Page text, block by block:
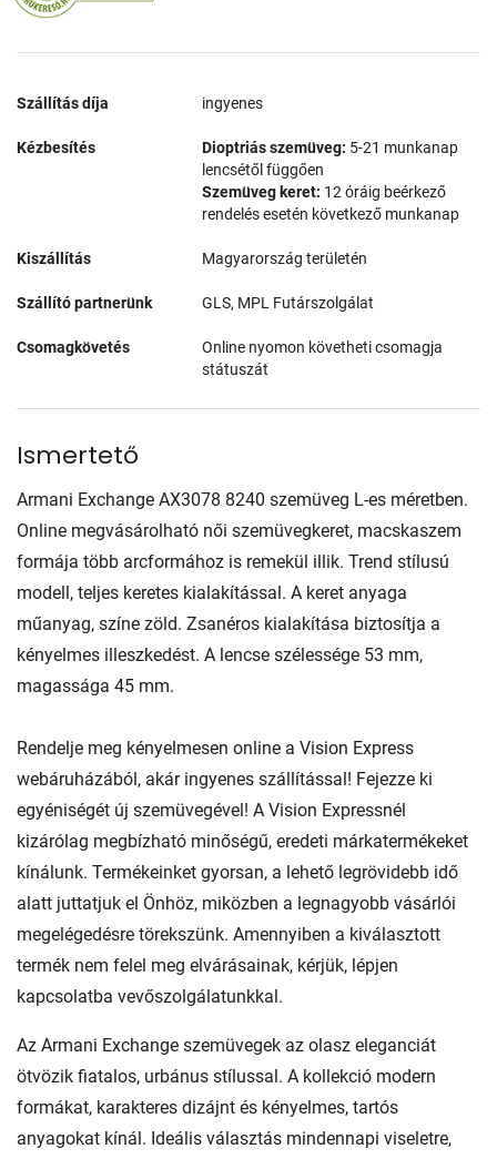
Szállítás díja ingyenes
Kézbesítés Dioptriás szemüveg: 5-21 munkanap
lencsétől függően
Szemüveg keret: 12 óráig beérkező
rendelés esetén következő munkanap
Kiszállítás Magyarország területén
Szállító partnerünk GLS, MPL Futárszolgálat
Csomagkövetés
Online nyomon követheti csomagja
státuszát
Ismertető
Armani Exchange AX3078 8240 szemüveg L-es méretben.
Online megvásárolható női szemüvegkeret, macskaszem
formája több arcformához is remekül illik. Trend stílusú
modell, teljes keretes kialakítással. A keret anyaga
műanyag, színe zöld. Zsanéros kialakítása biztosítja a
kényelmes illeszkedést. A lencse szélessége 53 mm,
magassága 45 mm.
Rendelje meg kényelmesen online a Vision Express
webáruházából, akár ingyenes szállítással! Fejezze ki
egyéniségét új szemüvegével! A Vision Expressnél
kizárólag megbízható minőségű, eredeti márkatermékeket
kínálunk. Termékeinket gyorsan, a lehető legrövidebb idő
alatt juttatjuk el Önhöz, miközben a legnagyobb vásárlói
megelégedésre törekszünk. Amennyiben a kiválasztott
termék nem felel meg elvárásainak, kérjük, lépjen
kapcsolatba vevőszolgálatunkkal.
Az Armani Exchange szemüvegek az olasz eleganciát
ötvözik fiatalos, urbánus stílussal. A kollekció modern
formákat, karakteres dizájnt és kényelmes, tartós
anyagokat kínál. Ideális választás mindennapi viseletre,